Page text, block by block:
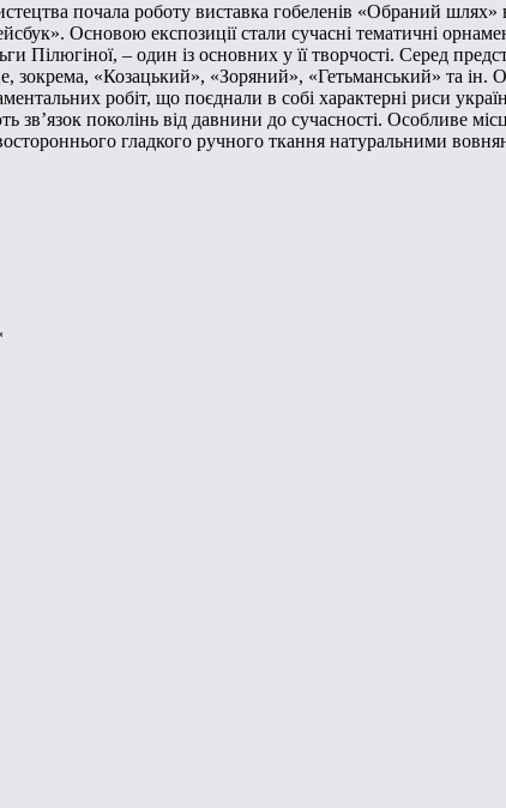
почала роботу виставка гобеленів «Обраний
Основою експозиції стали сучасні тематичні
Пілюгіної, – один із основних у її творчості. Серед
зокрема, «Козацький», «Зоряний», «Гетьманський» та ін.
робіт, що поєднали в собі характерні риси
поколінь від давнини до сучасності. Особливе
гладкого ручного ткання натуральними